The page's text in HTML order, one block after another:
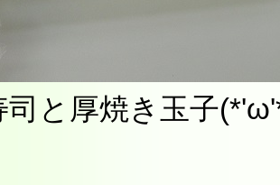
司と厚焼き玉子